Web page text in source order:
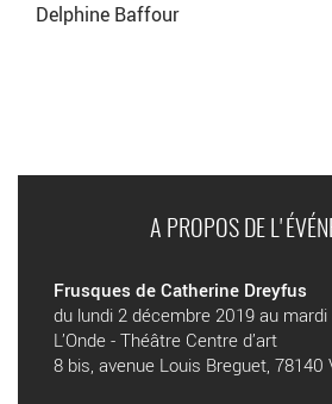
Delphine Baffour
A PROPOS DE
Frusques de Catherine Dreyfus
du lundi 2 décembre 2019 au
L’Onde - Théâtre Centre d’art
8 bis, avenue Louis Breguet, 78140